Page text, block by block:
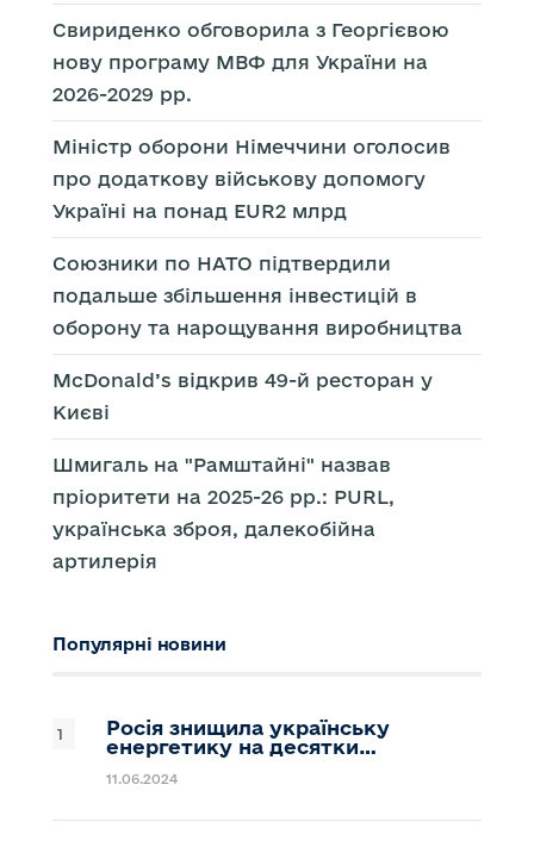
Свириденко обговорила з Георгієвою
нову програму МВФ для України на
2026-2029 рр.
Міністр оборони Німеччини оголосив
про додаткову військову допомогу
Україні на понад EUR2 млрд
Союзники по НАТО підтвердили
подальше збільшення інвестицій в
оборону та нарощування виробництва
McDonald’s відкрив 49-й ресторан у
Києві
Шмигаль на "Рамштайні" назвав
пріоритети на 2025-26 рр.: PURL,
українська зброя, далекобійна
артилерія
Популярні новини
Росія знищила українську
енергетику на десятки…
11.06.2024